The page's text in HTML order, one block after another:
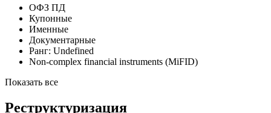
ОФЗ ПД
Купонные
Именные
Документарные
Ранг: Undefined
Non-complex financial instruments (MiFID)
Показать все
Реструктуризация